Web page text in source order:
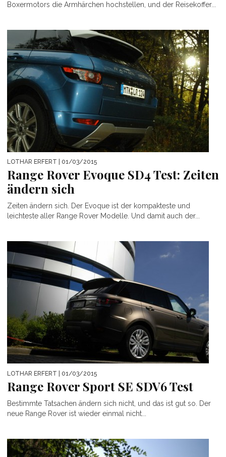
Boxermotors die Armhärchen hochstellen, und der Reisekoffer...
LOTHAR ERFERT | 01/03/2015
Range Rover Evoque SD4 Test: Zeiten
ändern sich
Zeiten ändern sich. Der Evoque ist der kompakteste und
leichteste aller Range Rover Modelle. Und damit auch der...
LOTHAR ERFERT | 01/03/2015
Range Rover Sport SE SDV6 Test
Bestimmte Tatsachen ändern sich nicht, und das ist gut so. Der
neue Range Rover ist wieder einmal nicht...